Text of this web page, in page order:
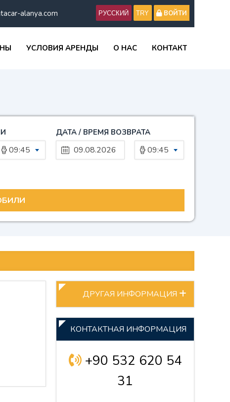
alanya.com ВОЙТИ
УСЛОВИЯ АРЕНДЫ О НАС КОНТАКТ
09:45
ДАТА / ВРЕМЯ ВОЗВРАТА
09:45
ДРУГАЯ ИНФОРМАЦИЯ
КОНТАКТНАЯ ИНФОРМАЦИЯ
+90 532 620 54
31